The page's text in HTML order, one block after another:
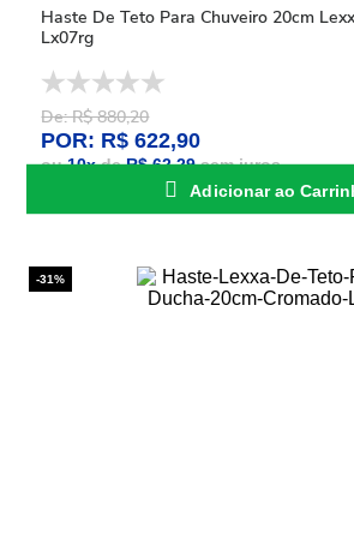
Haste De Teto Para Chuveiro 20cm
Lx07rg
De: R$ 880,20
POR: R$ 622,90
ou10xdeR$ 62,29sem juros
Adicionar ao
-31%